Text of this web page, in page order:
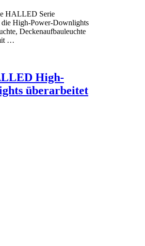
HALLED Serie
die High-Power-Downlights
Deckenaufbauleuchte
…
High-
überarbeitet